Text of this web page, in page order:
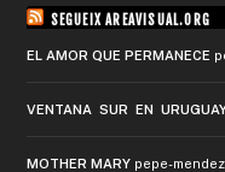
SEGUEIX AREAVISUAL.ORG
EL AMOR QUE PERMANECE
VENTANA SUR EN
MOTHER MARY pepe-mendez